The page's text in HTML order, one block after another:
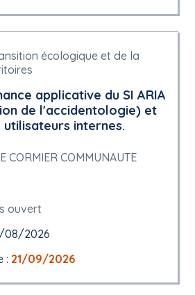
écologique et de la
applicative du SI ARIA
de l'accidentologie) et
utilisateurs internes.
CORMIER COMMUNAUTE
ouvert
08/2026
: 21/09/2026